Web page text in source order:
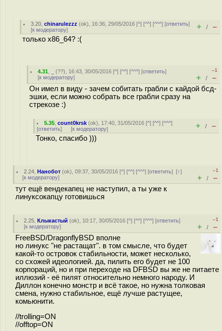
3.20 ,chinarulezzz (ok), 16:36, 29/05/2016 [^] [^^] [^^^] [ответить]
[к модератору] + / –
только x86_64? :(
4.31 (??), 16:43, 30/05/2016 [^] [^^] [^^^] [ответить]
[к модератору]
–1
+ / –
Он имел в виду - зачем собитать грабли с кайдой бсд-
эшки, если можно собрать все грабли сразу на
стрекозе :)
5.35 ,count0krsk (ok), 17:40, 31/05/2016 [^] [^^] [^^^]
[ответить] [к модератору] + / –
Тонко, спасибо )))
2.24 ,Нанобот (ok), 09:37, 30/05/2016 [^] [^^] [^^^] [ответить][↑]
[к модератору]
–1
+ / –
тут ещё вендекапец не наступил, а ты уже к
линуксокапцу готовишься
2.25 ,Клыкастый (ok), 10:17, 30/05/2016 [^] [^^] [^^^] [ответить]
[к модератору]
–1
+ / –
FreeBSD/DragonflyBSD вполне
но линукс "не растащат". в том смысле, что будет
какой-то островок стабильности, может несколько,
со схожей идеологией. да, пилить его будет не 100
корпораций, но и при переходе на DFBSD вы же не питаете
иллюзий - её пилят относительно немного народу. И
Диллон конечно монстр и всё такое, но нужна толковая
смена, нужно стабильное, ещё лучше растущее,
комьюнити.
//trolling=ON
//offtop=ON